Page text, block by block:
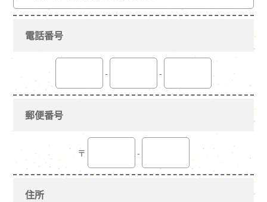
電話番号
- -
郵便番号
〒 -
住所